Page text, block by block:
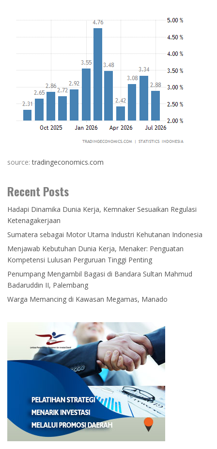
source:tradingeconomics.com
Recent Posts
Hadapi Dinamika Dunia Kerja, Kemnaker Sesuaikan Regulasi
Ketenagakerjaan
Sumatera sebagai Motor Utama Industri Kehutanan Indonesia
Menjawab Kebutuhan Dunia Kerja, Menaker: Penguatan
Kompetensi Lulusan Perguruan Tinggi Penting
Penumpang Mengambil Bagasi di Bandara Sultan Mahmud
Badaruddin II, Palembang
Warga Memancing di Kawasan Megamas, Manado